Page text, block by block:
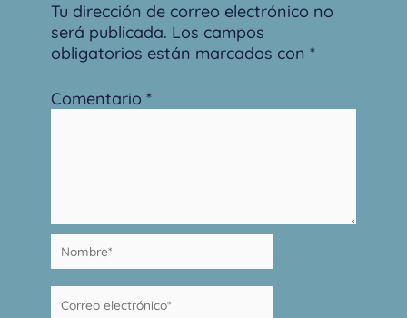
Tu dirección de correo electrónico no
será publicada. Los campos
obligatorios están marcados con *
Comentario *
Nombre*
Correo